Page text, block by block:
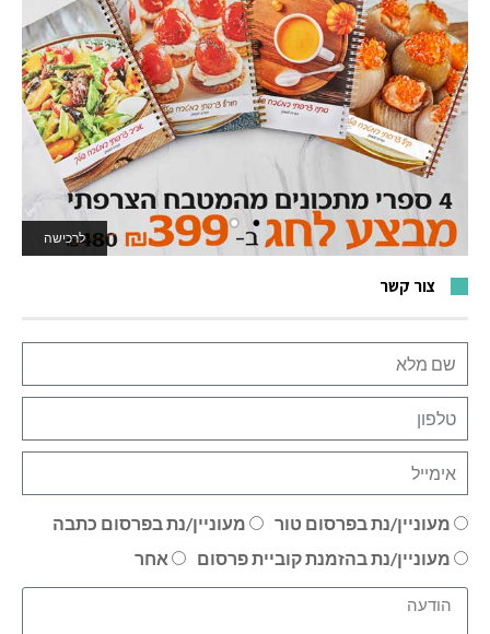
לרכישה
לאתר המשחקים
צור קשר
מעוניין/נת בפרסום טור
מעוניין/נת בפרסום כתבה
מעוניין/נת בהזמנת קוביית פרסום
אחר